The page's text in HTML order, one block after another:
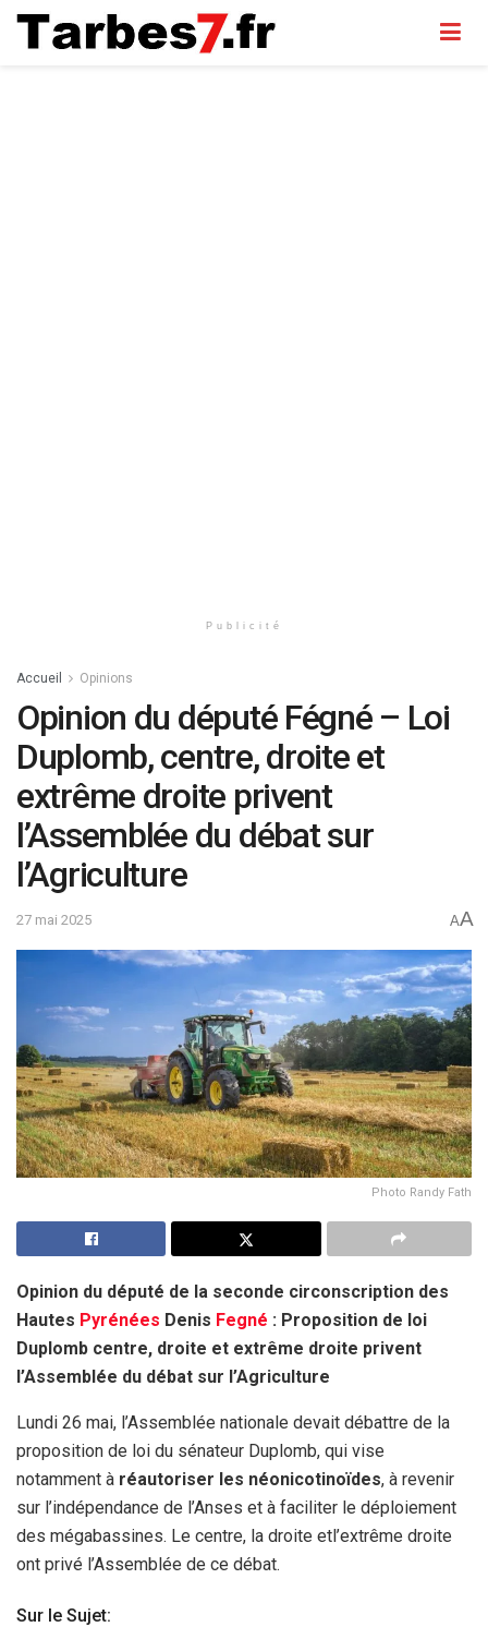
Publicité
Accueil Opinions
Opinion du député Fégné – Loi
Duplomb, centre, droite et
extrême droite privent
l’Assemblée du débat sur
l’Agriculture
27 mai 2025 AA
Photo Randy Fath
Opinion du député de la seconde circonscription des
Hautes Pyrénées Denis Fegné : Proposition de loi
Duplomb centre, droite et extrême droite privent
l’Assemblée du débat sur l’Agriculture
Lundi 26 mai, l’Assemblée nationale devait débattre de la
proposition de loi du sénateur Duplomb, qui vise
notamment à réautoriser les néonicotinoïdes, à revenir
sur l’indépendance de l’Anses et à faciliter le déploiement
des mégabassines. Le centre, la droite etl’extrême droite
ont privé l’Assemblée de ce débat.
Sur le Sujet: